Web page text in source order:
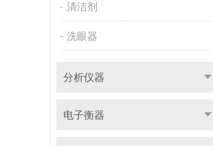
清洁剂
洗眼器
分析仪器
电子衡器